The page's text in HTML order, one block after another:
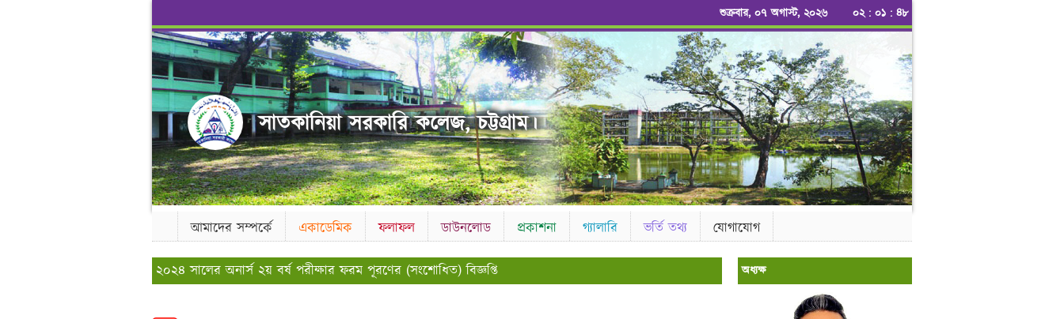
শুক্রবার, ০৭ অগাস্ট, ২০২৬ ০২ : ০১ : ৪৮
সাতকানিয়া সরকারি কলেজ, চট্টগ্রাম।
আমাদের সম্পর্কে একাডেমিক ফলাফল ডাউনলোড প্রকাশনা গ্যালারি ভর্তি তথ্য যোগাযোগ
২০২৪ সালের অনার্স ২য় বর্ষ পরীক্ষার ফরম পূরণের (সংশোধিত) বিজ্ঞপ্তি অধ্যক্ষ